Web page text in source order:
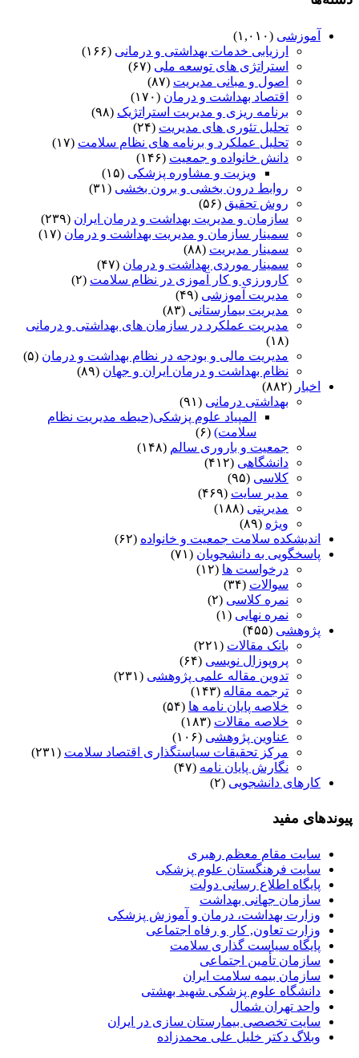
آموزشی (۱,۰۱۰)
ارزیابی خدمات بهداشتی و درمانی (۱۶۶)
استراتژی های توسعه ملی (۶۷)
اصول و مبانی مدیریت (۸۷)
اقتصاد بهداشت و درمان (۱۷۰)
برنامه ریزی و مدیریت استراتژیک (۹۸)
تحلیل تئوری های مدیریت (۲۴)
تحلیل عملکرد و برنامه های نظام سلامت (۱۷)
دانش خانواده و جمعیت (۱۴۶)
ویزیت و مشاوره پزشکی (۱۵)
روابط درون بخشی و برون بخشی (۳۱)
روش تحقیق (۵۶)
سازمان و مدیریت بهداشت و درمان ایران (۲۳۹)
سمینار سازمان و مدیریت بهداشت و درمان (۱۷)
سمینار مدیریت (۸۸)
سمینار موردی بهداشت و درمان (۴۷)
کارورزی و کار آموزی در نظام سلامت (۲)
مدیریت آموزشی (۴۹)
مدیریت بیمارستانی (۸۳)
مدیریت عملکرد در سازمان های بهداشتی و درمانی
(۱۸)
مدیریت مالی و بودجه در نظام بهداشت و درمان (۵)
نظام بهداشت و درمان ایران و جهان (۸۹)
اخبار (۸۸۲)
بهداشتی درمانی (۹۱)
المپیاد علوم پزشکی(حیطه مدیریت نظام
سلامت) (۶)
جمعیت و باروری سالم (۱۴۸)
دانشگاهی (۴۱۲)
کلاسی (۹۵)
مدیر سایت (۴۶۹)
مدیریتی (۱۸۸)
ویژه (۸۹)
اندیشکده سلامت جمعیت و خانواده (۶۲)
پاسخگویی به دانشجویان (۷۱)
درخواست ها (۱۲)
سوالات (۳۴)
نمره کلاسی (۲)
نمره نهایی (۱)
پژوهشی (۴۵۵)
بانک مقالات (۲۲۱)
پروپوزال نویسی (۶۴)
تدوین مقاله علمی پژوهشی (۲۳۱)
ترجمه مقاله (۱۴۳)
خلاصه پایان نامه ها (۵۴)
خلاصه مقالات (۱۸۳)
عناوین پژوهشی (۱۰۶)
مرکز تحقیقات سیاستگذاری اقتصاد سلامت (۲۳۱)
نگارش پایان نامه (۴۷)
کارهای دانشجویی (۲)
پیوندهای مفید
سایت مقام معظم رهبری
سایت فرهنگستان علوم پزشکی
پایگاه اطلاع رسانی دولت
سازمان جهانی بهداشت
وزارت بهداشت، درمان و آموزش پزشکی
وزارت تعاون, کار و رفاه اجتماعی
پایگاه سیاست گذاری سلامت
سازمان تأمین اجتماعی
سازمان بیمه سلامت ایران
دانشگاه علوم پزشکی شهید بهشتی
واحد تهران شمال
سایت تخصصی بیمارستان سازی در ایران
وبلاگ دکتر خلیل علی محمدزاده